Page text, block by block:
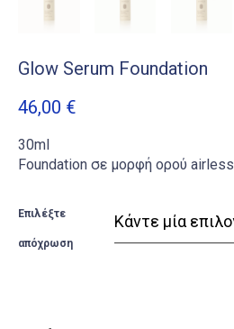
Glow Serum Foundation
46,00 €
30ml
Foundation σε μορφή ορού airless
Επιλέξτε
απόχρωση